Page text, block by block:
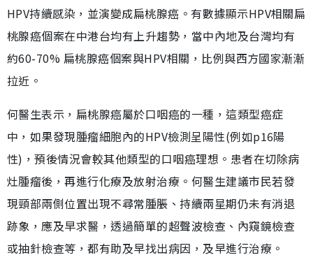
HPV持續感染，並演變成扁桃腺癌。有數據顯示HPV相關扁
桃腺癌個案在中港台均有上升趨勢，當中內地及台灣均有
約60-70% 扁桃腺癌個案與HPV相關，比例與西方國家漸漸
拉近。
何醫生表示，扁桃腺癌屬於口咽癌的一種，這類型癌症
中，如果發現腫瘤細胞內的HPV檢測呈陽性(例如p16陽
性)，預後情況會較其他類型的口咽癌理想。患者在切除病
灶腫瘤後，再進行化療及放射治療。何醫生建議市民若發
現頸部兩側位置出現不尋常腫脹、持續兩星期仍未有消退
跡象，應及早求醫，透過簡單的超聲波檢查、內窺鏡檢查
或抽針檢查等，都有助及早找出病因，及早進行治療。